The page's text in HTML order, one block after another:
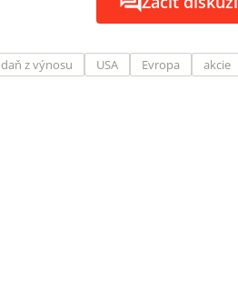
daň z výnosu USA Evropa akcie